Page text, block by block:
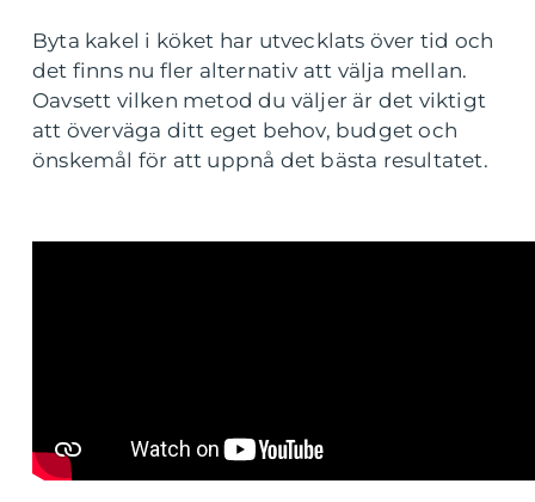
Byta kakel i köket har utvecklats över tid och
det finns nu fler alternativ att välja mellan.
Oavsett vilken metod du väljer är det viktigt
att överväga ditt eget behov, budget och
önskemål för att uppnå det bästa resultatet.